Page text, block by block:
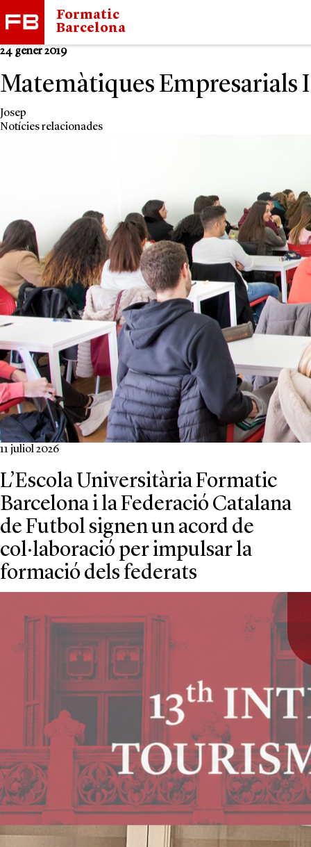
Formatic
Barcelona
24 gener 2019
Matemàtiques Empresarials I
Josep
Notícies relacionades
11 juliol 2026
L’Escola Universitària Formatic
Barcelona i la Federació Catalana
de Futbol signen un acord de
col·laboració per impulsar la
formació dels federats